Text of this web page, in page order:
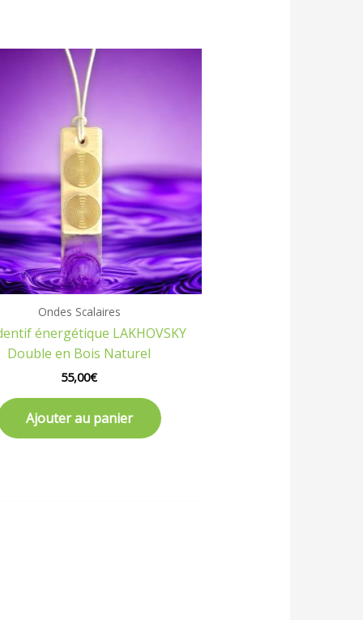
Ondes Scalaires
énergétique LAKHOVSKY
Double en Bois Naturel
55,00€
Ajouter au panier